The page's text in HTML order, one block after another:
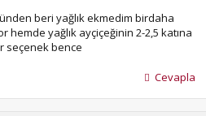
beri yağlık ekmedim birdaha
yağlık ayçiçeğinin 2-2,5 katına
seçenek bence
Cevapla